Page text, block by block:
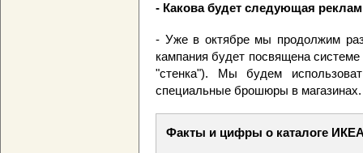
- Какова будет следующая
- Уже в октябре мы продолжим
кампания будет посвящена
"стенка"). Мы будем
специальные брошюры в магазинах.
Факты и цифры о каталоге